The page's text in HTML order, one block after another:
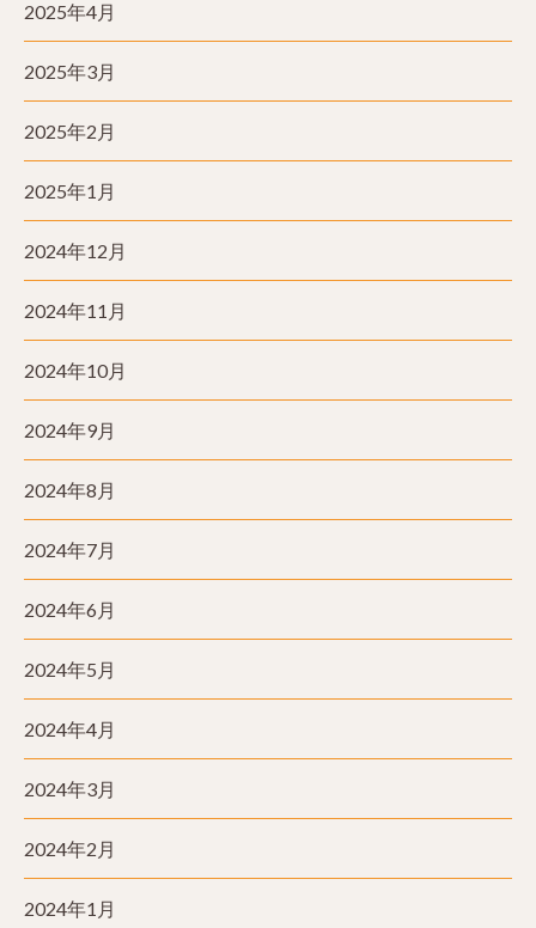
2025年4月
2025年3月
2025年2月
2025年1月
2024年12月
2024年11月
2024年10月
2024年9月
2024年8月
2024年7月
2024年6月
2024年5月
2024年4月
2024年3月
2024年2月
2024年1月